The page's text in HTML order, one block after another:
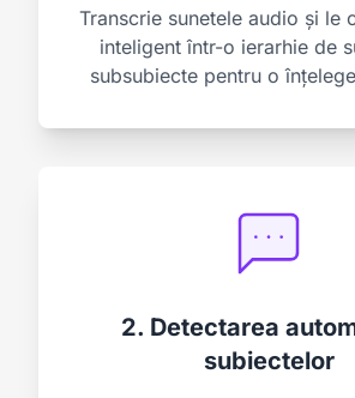
Transcrie sunetele audio și le
inteligent într-o ierarhie de
subsubiecte pentru o
2. Detectarea
subiectelor